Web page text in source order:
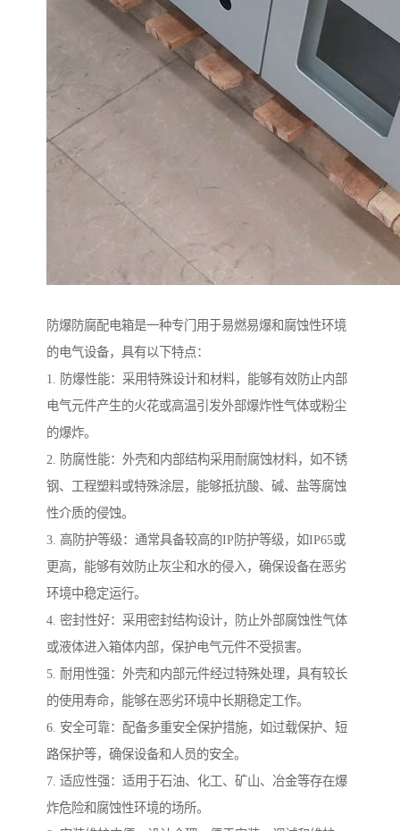
防爆防腐配电箱是一种专门用于易燃易爆和腐蚀性环境
的电气设备，具有以下特点：
1. 防爆性能：采用特殊设计和材料，能够有效防止内部
电气元件产生的火花或高温引发外部爆炸性气体或粉尘
的爆炸。
2. 防腐性能：外壳和内部结构采用耐腐蚀材料，如不锈
钢、工程塑料或特殊涂层，能够抵抗酸、碱、盐等腐蚀
性介质的侵蚀。
3. 高防护等级：通常具备较高的IP防护等级，如IP65或
更高，能够有效防止灰尘和水的侵入，确保设备在恶劣
环境中稳定运行。
4. 密封性好：采用密封结构设计，防止外部腐蚀性气体
或液体进入箱体内部，保护电气元件不受损害。
5. 耐用性强：外壳和内部元件经过特殊处理，具有较长
的使用寿命，能够在恶劣环境中长期稳定工作。
6. 安全可靠：配备多重安全保护措施，如过载保护、短
路保护等，确保设备和人员的安全。
7. 适应性强：适用于石油、化工、矿山、冶金等存在爆
炸危险和腐蚀性环境的场所。